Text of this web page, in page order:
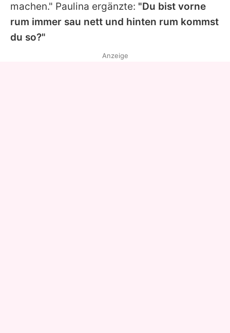
machen." Paulina ergänzte: "Du bist vorne
rum immer sau nett und hinten rum kommst
du so?"
Anzeige